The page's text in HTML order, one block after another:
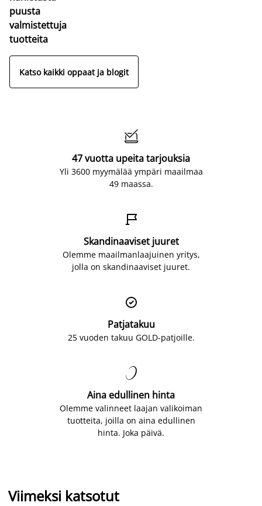
puusta
valmistettuja
tuotteita
Katso kaikki oppaat ja blogit

47 vuotta upeita tarjouksia
Yli 3600 myymälää ympäri maailmaa
49 maassa.

Skandinaaviset juuret
Olemme maailmanlaajuinen yritys,
jolla on skandinaaviset juuret.

Patjatakuu
25 vuoden takuu GOLD-patjoille.

Aina edullinen hinta
Olemme valinneet laajan valikoiman
tuotteita, joilla on aina edullinen
hinta. Joka päivä.
Viimeksi katsotut